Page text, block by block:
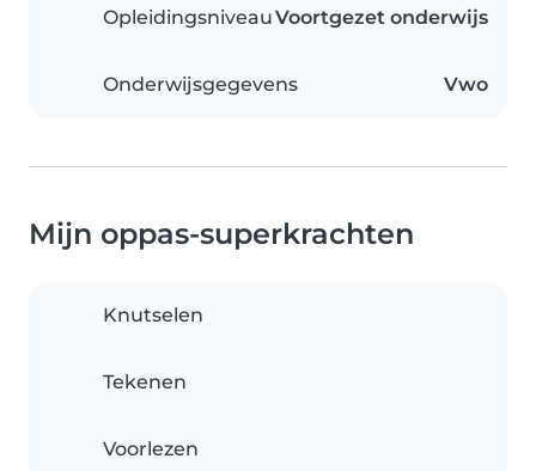
OpleidingsniveauVoortgezet onderwijs
Onderwijsgegevens Vwo
Mijn oppas-superkrachten
Knutselen
Tekenen
Voorlezen